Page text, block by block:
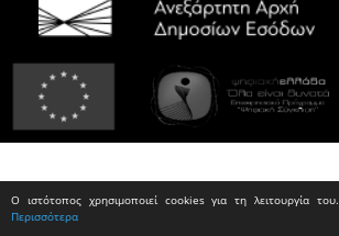
Ο ιστότοπος χρησιμοποιεί cookies για τη λειτουργία του.
Περισσότερα